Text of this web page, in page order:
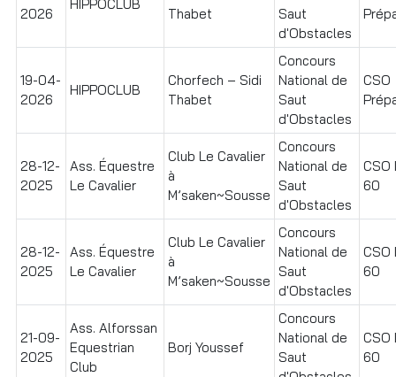
2026
HIPPOCLUB
Thabet
Saut
d'Obstacles
19-04-
2026
HIPPOCLUB
Chorfech – Sidi
Thabet
Concours
National de
Saut
d'Obstacles
CSO
28-12-
2025
Ass. Équestre
Le Cavalier
Club Le Cavalier
à
M’saken~Sousse
Concours
National de
Saut
d'Obstacles
CSO
60
28-12-
2025
Ass. Équestre
Le Cavalier
Club Le Cavalier
à
M’saken~Sousse
Concours
National de
Saut
d'Obstacles
CSO
60
21-09-
2025
Ass. Alforssan
Equestrian
Club
Borj Youssef
Concours
National de
Saut
CSO
60